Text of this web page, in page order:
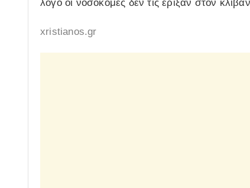
λόγο οι νοσοκόμες δεν τις έριξαν στον
xristianos.gr